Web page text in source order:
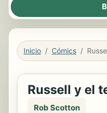
Inicio Cómics
Russell y el
Rob Scotton